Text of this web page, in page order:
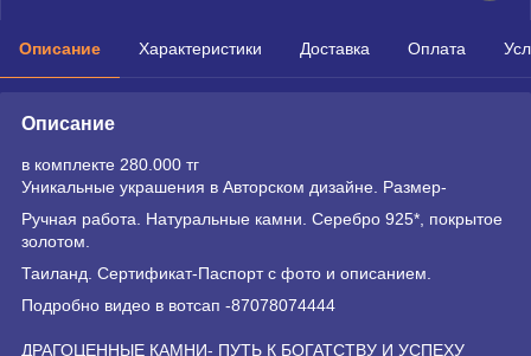
Описание Характеристики Доставка Оплата
Описание
в комплекте 280.000 тг
Уникальные украшения в Авторском дизайне. Размер-
Ручная работа. Натуральные камни. Серебро 925*, покрытое
золотом.
Таиланд. Сертификат-Паспорт с фото и описанием.⠀
Подробно видео в вотсап -87078074444
ДРАГОЦЕННЫЕ КАМНИ- ПУТЬ К БОГАТСТВУ И УСПЕХУ